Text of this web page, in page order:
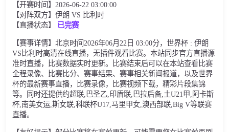
【开赛时间】2026-06-22 03:00:00
【对阵双方】伊朗 VS 比利时
【直播状态】
已完赛
【赛事详情】北京时间2026年06月22日 03:00分，世界杯 : 伊朗
VS比利时高清在线直播，无插件观看比赛。本站同步官方直播源
准时直播，比赛数据实时更新。比赛结束后可以在本站查看比赛
全程录像、比赛比分、赛事结果、赛事相关新闻报道，以及世界
杯的最新赛事直播，比赛录像，比赛视频下载，精彩片段集锦
等。同时还提供约超联,巴圣乙,印盾联,巴拉后备,土U21甲,阿卡斯
杯,南美女运,斯女联,科联杯U17,马里甲女,澳西部联,Big V等联赛
直播。